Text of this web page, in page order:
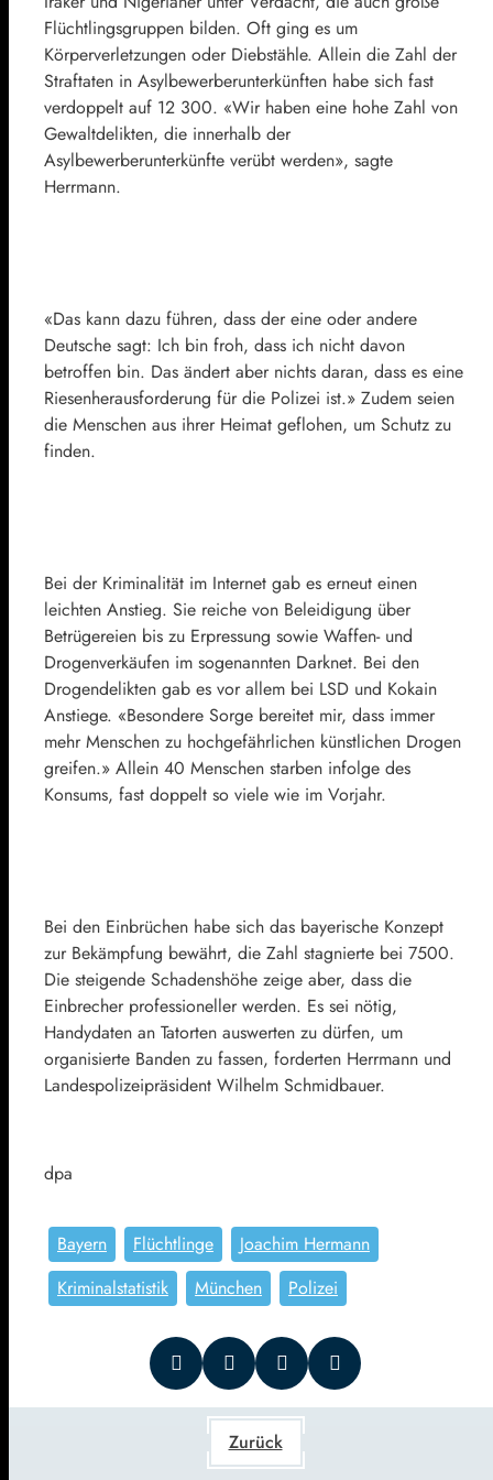
Flüchtlingsgruppen bilden. Oft ging es um
Körperverletzungen oder Diebstähle. Allein die Zahl der
Straftaten in Asylbewerberunterkünften habe sich fast
verdoppelt auf 12 300. «Wir haben eine hohe Zahl von
Gewaltdelikten, die innerhalb der
Asylbewerberunterkünfte verübt werden», sagte
Herrmann.
«Das kann dazu führen, dass der eine oder andere
Deutsche sagt: Ich bin froh, dass ich nicht davon
betroffen bin. Das ändert aber nichts daran, dass es eine
Riesenherausforderung für die Polizei ist.» Zudem seien
die Menschen aus ihrer Heimat geflohen, um Schutz zu
finden.
Bei der Kriminalität im Internet gab es erneut einen
leichten Anstieg. Sie reiche von Beleidigung über
Betrügereien bis zu Erpressung sowie Waffen- und
Drogenverkäufen im sogenannten Darknet. Bei den
Drogendelikten gab es vor allem bei LSD und Kokain
Anstiege. «Besondere Sorge bereitet mir, dass immer
mehr Menschen zu hochgefährlichen künstlichen Drogen
greifen.» Allein 40 Menschen starben infolge des
Konsums, fast doppelt so viele wie im Vorjahr.
Bei den Einbrüchen habe sich das bayerische Konzept
zur Bekämpfung bewährt, die Zahl stagnierte bei 7500.
Die steigende Schadenshöhe zeige aber, dass die
Einbrecher professioneller werden. Es sei nötig,
Handydaten an Tatorten auswerten zu dürfen, um
organisierte Banden zu fassen, forderten Herrmann und
Landespolizeipräsident Wilhelm Schmidbauer.
dpa
Bayern Flüchtlinge
Joachim Hermann
Kriminalstatistik
München Polizei
Zurück